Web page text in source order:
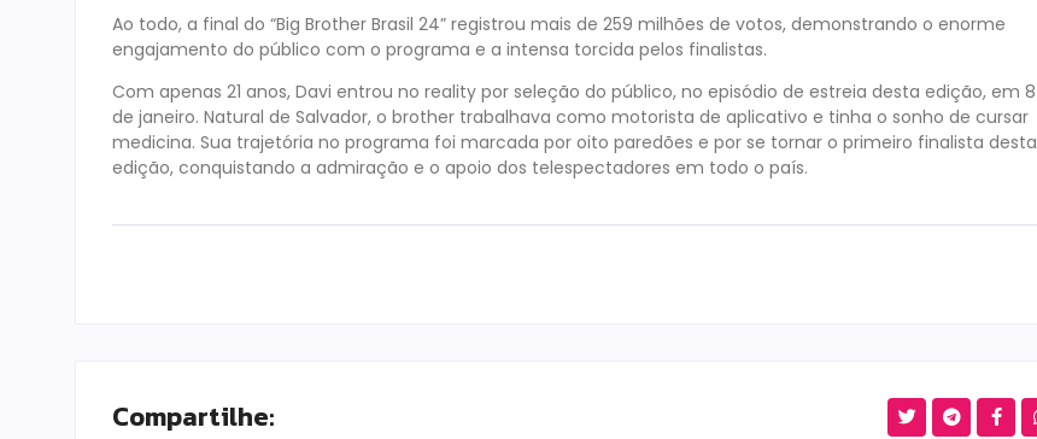
Ao todo, a final do “Big Brother Brasil 24” registrou mais de 259 milhões de votos, demonstrando o enorme
engajamento do público com o programa e a intensa torcida pelos finalistas.
Com apenas 21 anos, Davi entrou no reality por seleção do público, no episódio de estreia desta edição, em 8
de janeiro. Natural de Salvador, o brother trabalhava como motorista de aplicativo e tinha o sonho de cursar
medicina. Sua trajetória no programa foi marcada por oito paredões e por se tornar o primeiro finalista desta
edição, conquistando a admiração e o apoio dos telespectadores em todo o país.
Compartilhe: